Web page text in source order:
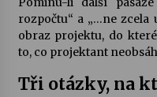
rozpočtu“ a „…ne zcela
obraz projektu, do
to, co projektant
Tři otázky, na